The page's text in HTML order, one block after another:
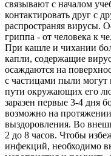
связывают с началом
контактировать друг с
распространяя вирусы.
гриппа - от человека к
При кашле и чихании
капли, содержащие
осаждаются на
с частицами пыли могут
пути окружающих его
заразен первые 3-4 дня
возможно на
выздоровления. Во
2 до 8 часов. Чтобы
инфекций, необходимо